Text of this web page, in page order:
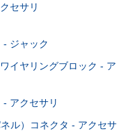
セサリ
- ジャック
イヤリングブロック - ア
アクセサリ
ル）コネクタ - アクセサ